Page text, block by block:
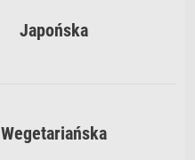
Japońska
Wegetariańska